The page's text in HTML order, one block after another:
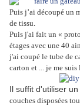
Puis j’ai découpé un
de tissu.
Puis j'ai fait un «
étages avec une 40
j'ai coupé le tube de
carton et ... je me
Il suffit d'utiliser
couches disposées